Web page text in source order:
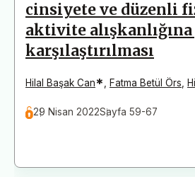
cinsiyete ve düzenli
aktivite
karşılaştırılması
Hilal Başak Can* Fatma Betül Örs
29 Nisan 2022Sayfa 59-67